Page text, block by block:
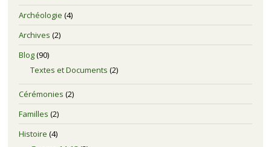
Archéologie (4)
Archives (2)
Blog(90)
Textes et Documents (2)
Cérémonies (2)
Familles (2)
Histoire (4)